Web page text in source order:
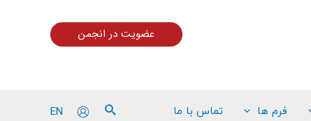
عضویت در انجمن
فرم ها تماس با ما EN